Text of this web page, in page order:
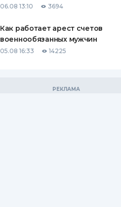
06.08 13:10 3694
Как работает арест счетов
военнообязанных мужчин
05.08 16:33 14225